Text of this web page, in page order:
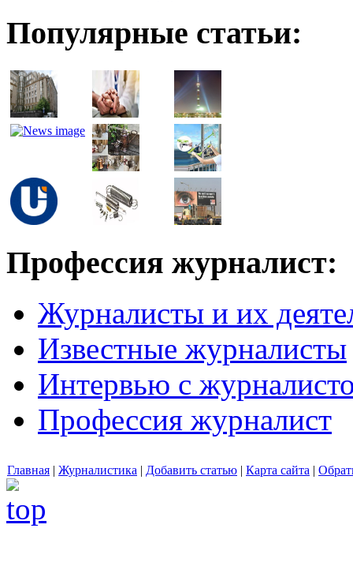
Популярные статьи:
Профессия журналист:
Журналисты и их
Известные журналисты
Интервью с
Профессия журналист
Главная | Журналистика | Добавить статью | Карта сайта |